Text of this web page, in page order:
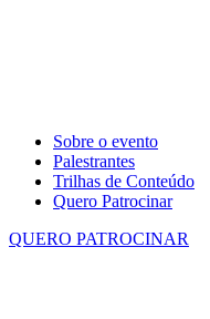
Sobre o evento
Palestrantes
Trilhas de Conteúdo
Quero Patrocinar
QUERO PATROCINAR